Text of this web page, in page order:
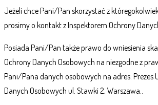
Jeżeli chce Pani/Pan skorzystać z
prosimy o kontakt z Inspektorem Ochrony
Posiada Pani/Pan także prawo do wniesienia
Ochrony Danych Osobowych na niezgodne z
Pani/Pana danych osobowych na adres: Prezes
Danych Osobowych ul. Stawki 2, Warszawa..